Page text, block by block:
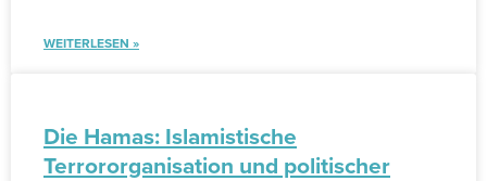
WEITERLESEN »
Die Hamas: Islamistische
Terrororganisation und politischer